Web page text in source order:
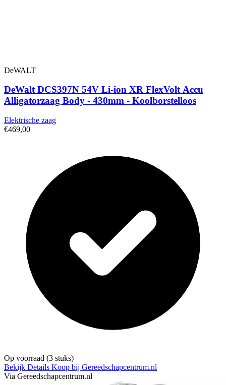
DeWALT
DeWalt DCS397N 54V Li-ion XR FlexVolt Accu
Alligatorzaag Body - 430mm - Koolborstelloos
Elektrische zaag
€469,00
Op voorraad (3 stuks)
Bekijk Details Koop bij Gereedschapcentrum.nl
Via Gereedschapcentrum.nl